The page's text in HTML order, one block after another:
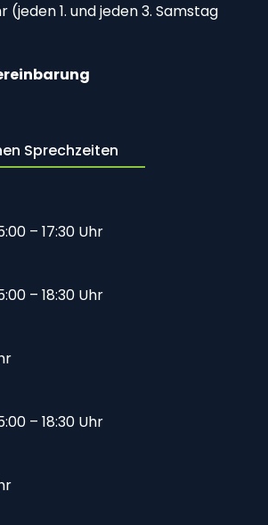
(jeden 1. und jeden 3. Samstag
Sprechzeiten
– 17:30 Uhr
– 18:30 Uhr
– 18:30 Uhr